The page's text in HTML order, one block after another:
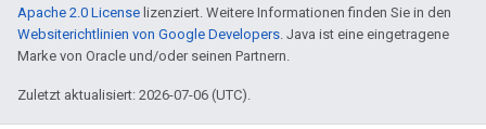
Apache 2.0 License lizenziert. Weitere Informationen finden Sie in den
Websiterichtlinien von Google Developers. Java ist eine eingetragene
Marke von Oracle und/oder seinen Partnern.
Zuletzt aktualisiert: 2026-07-06 (UTC).